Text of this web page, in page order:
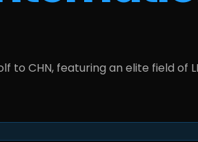
to CHN, featuring an elite field of